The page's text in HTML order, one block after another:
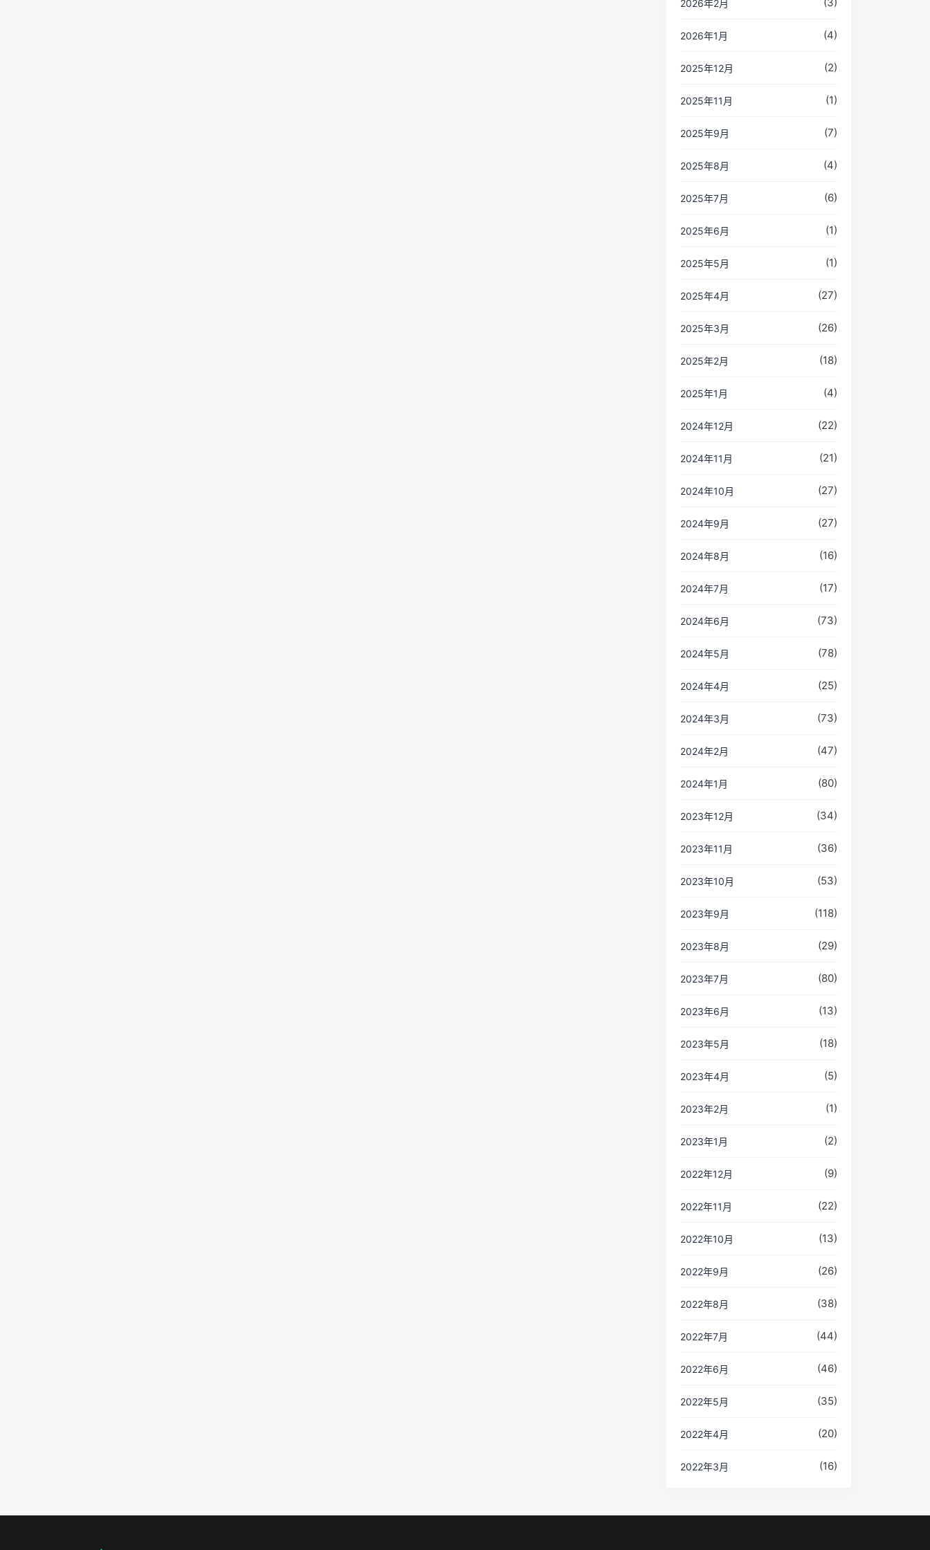
2026年2月
2026年1月 (4)
2025年12月 (2)
2025年11月 (1)
2025年9月 (7)
2025年8月 (4)
2025年7月 (6)
2025年6月 (1)
2025年5月 (1)
2025年4月 (27)
2025年3月 (26)
2025年2月 (18)
2025年1月 (4)
2024年12月 (22)
2024年11月 (21)
2024年10月 (27)
2024年9月 (27)
2024年8月 (16)
2024年7月 (17)
2024年6月 (73)
2024年5月 (78)
2024年4月 (25)
2024年3月 (73)
2024年2月 (47)
2024年1月 (80)
2023年12月 (34)
2023年11月 (36)
2023年10月 (53)
2023年9月 (118)
2023年8月 (29)
2023年7月 (80)
2023年6月 (13)
2023年5月 (18)
2023年4月 (5)
2023年2月 (1)
2023年1月 (2)
2022年12月 (9)
2022年11月 (22)
2022年10月 (13)
2022年9月 (26)
2022年8月 (38)
2022年7月 (44)
2022年6月 (46)
2022年5月 (35)
2022年4月 (20)
2022年3月 (16)